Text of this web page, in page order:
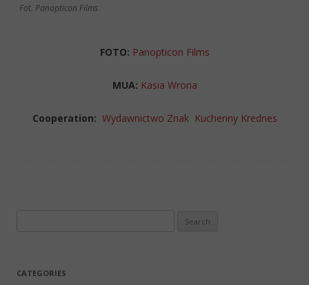
Fot. Panopticon Films
FOTO: Panopticon Films
MUA: Kasia Wrona
Cooperation: Wydawnictwo Znak Kuchenny Krednes
CATEGORIES